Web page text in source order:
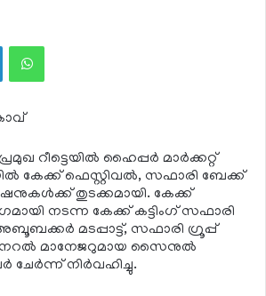
LinkedInWhatsApp
റീട്ടെയില്‍ ഹൈപ്പര്‍ മാര്‍ക്കറ്റ്
കേക്ക് ഫെസ്റ്റിവല്‍, സഫാരി ബേക്ക്
തുടക്കമായി. കേക്ക്
നടന്ന കേക്ക് കട്ടിംഗ് സഫാരി
മടപ്പാട്ട്, സഫാരി ഗ്രൂപ്പ്
ജനറല്‍ മാനേജറുമായ സൈനുല്‍
നിര്‍വഹിച്ചു.